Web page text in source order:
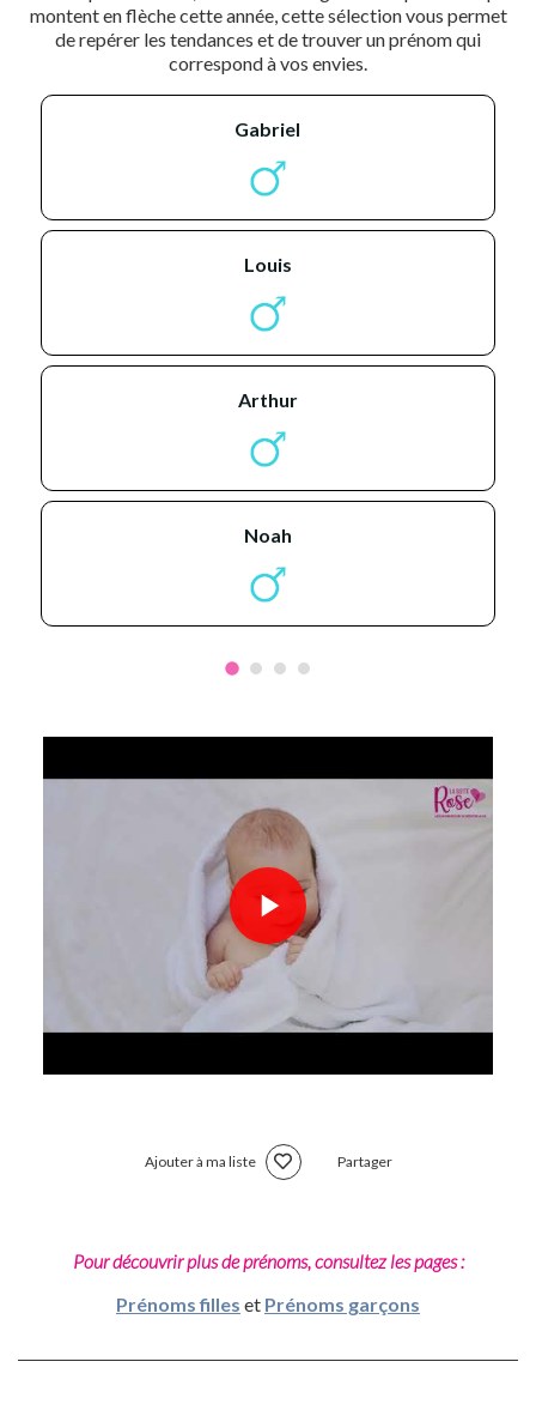
montent en flèche cette année, cette sélection vous permet
de repérer les tendances et de trouver un prénom qui
correspond à vos envies.
gabriel
louis
arthur
noah
Ajouter à ma liste Partager
Pour découvrir plus de prénoms, consultez les pages :
Prénoms filles et Prénoms garçons